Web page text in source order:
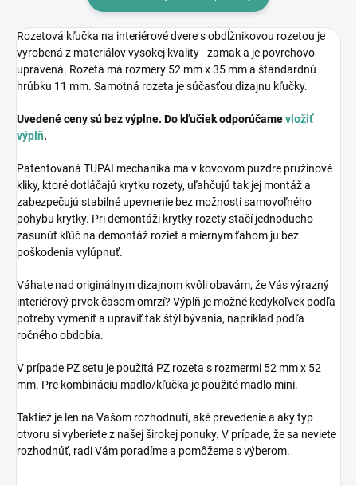
Rozetová kľučka na interiérové dvere s obdĺžnikovou rozetou je
vyrobená z materiálov vysokej kvality - zamak a je povrchovo
upravená. Rozeta má rozmery 52 mm x 35 mm a štandardnú
hrúbku 11 mm. Samotná rozeta je súčasťou dizajnu kľučky.
Uvedené ceny sú bez výplne. Do kľučiek odporúčamevložiť
výplň.
Patentovaná TUPAI mechanika má v kovovom puzdre pružinové
kliky, ktoré dotláčajú krytku rozety, uľahčujú tak jej montáž a
zabezpečujú stabilné upevnenie bez možnosti samovoľného
pohybu krytky. Pri demontáži krytky rozety stačí jednoducho
zasunúť kľúč na demontáž roziet a miernym ťahom ju bez
poškodenia vylúpnuť.
Váhate nad originálnym dizajnom kvôli obavám, že Vás výrazný
interiérový prvok časom omrzí? Výplň je možné kedykoľvek podľa
potreby vymeniť a upraviť tak štýl bývania, napríklad podľa
ročného obdobia.
V prípade PZ setu je použitá PZ rozeta s rozmermi 52 mm x 52
mm. Pre kombináciu madlo/kľučka je použité madlo mini.
Taktiež je len na Vašom rozhodnutí, aké prevedenie a aký typ
otvoru si vyberiete z našej širokej ponuky. V prípade, že sa neviete
rozhodnúť, radi Vám poradíme a pomôžeme s výberom.